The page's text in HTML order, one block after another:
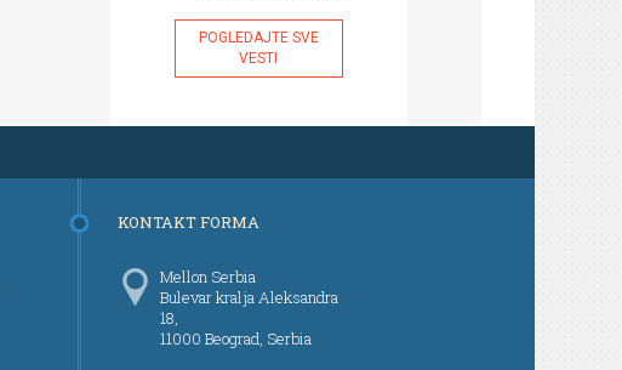
POGLEDAJTE SVE
VESTI
KONTAKT FORMA
Mellon Serbia
Bulevar kralja Aleksandra
18,
11000 Beograd, Serbia